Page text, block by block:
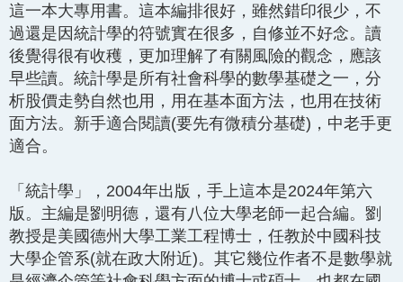
這一本大專用書。這本編排很好，雖然錯印很少，不
過還是因統計學的符號實在很多，自修並不好念。讀
後覺得很有收穫，更加理解了有關風險的觀念，應該
早些讀。統計學是所有社會科學的數學基礎之一，分
析股價走勢自然也用，用在基本面方法，也用在技術
面方法。新手適合閱讀(要先有微積分基礎)，中老手更
適合。
「統計學」，2004年出版，手上這本是2024年第六
版。主編是劉明德，還有八位大學老師一起合編。劉
教授是美國德州大學工業工程博士，任教於中國科技
大學企管系(就在政大附近)。其它幾位作者不是數學就